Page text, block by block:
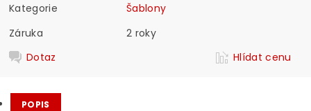
Kategorie
Šablony
Záruka
2 roky
Dotaz
Hlídat cenu
POPIS